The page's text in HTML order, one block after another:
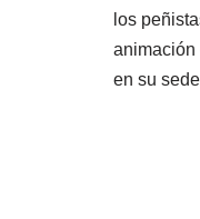
los
animación
en su